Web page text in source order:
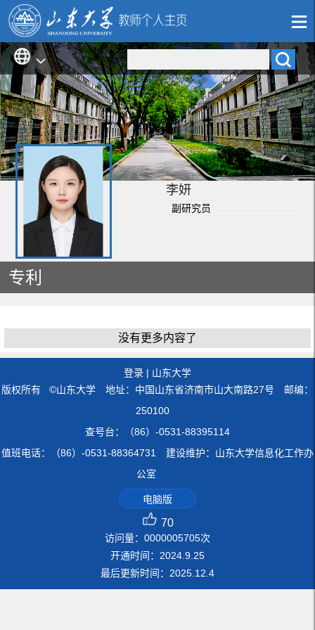
李妍
副研究员
专利
没有更多内容了
登录 | 山东大学
版权所有 ©山东大学 地址：中国山东省济南市山大南路27号 邮编：
250100
查号台：（86）-0531-88395114
值班电话：（86）-0531-88364731 建设维护：山东大学信息化工作办
公室
电脑版
70
访问量： 0000005705次
开通时间： 2024 9 25
最后更新时间： 2025 12 4